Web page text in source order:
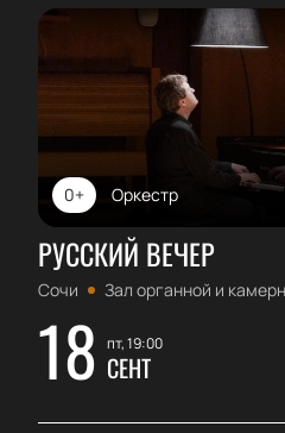
Оркестр
0+
РУССКИЙ ВЕЧЕР
Сочи Зал органной и
18 пт, 19:00
СЕНТ